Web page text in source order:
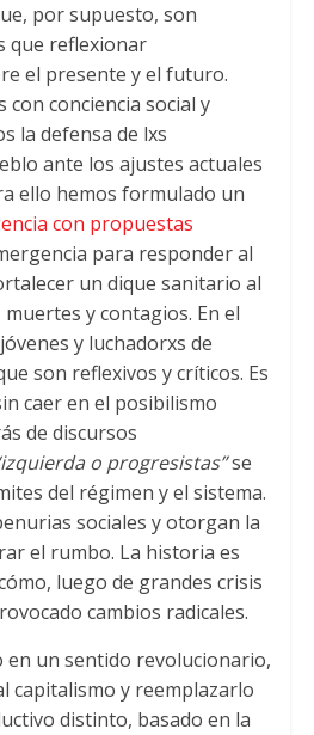
por supuesto, son
que reflexionar
el presente y el futuro.
conciencia social y
la defensa de lxs
ante los ajustes actuales
ello hemos formulado un
con propuestas
para responder al
un dique sanitario al
y contagios. En el
y luchadorxs de
son reflexivos y críticos. Es
caer en el posibilismo
de discursos
o progresistas”se
del régimen y el sistema.
sociales y otorgan la
el rumbo. La historia es
luego de grandes crisis
cambios radicales.
en un sentido revolucionario,
capitalismo y reemplazarlo
distinto, basado en la